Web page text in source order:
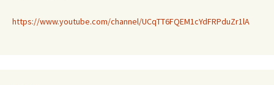
https://www.youtube.com/channel/UCqTT6FQEM1cYdFRPduZr1lA